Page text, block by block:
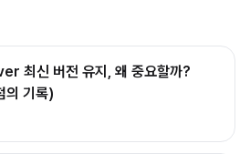
최신 버전 유지, 왜 중요할까?
의 기록)